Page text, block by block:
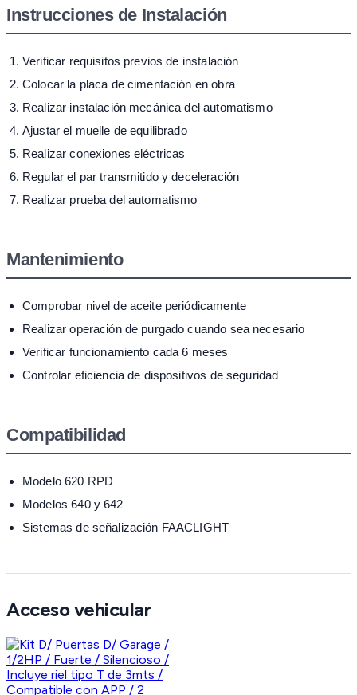
Instrucciones de Instalación
Verificar requisitos previos de instalación
Colocar la placa de cimentación en obra
Realizar instalación mecánica del automatismo
Ajustar el muelle de equilibrado
Realizar conexiones eléctricas
Regular el par transmitido y deceleración
Realizar prueba del automatismo
Mantenimiento
Comprobar nivel de aceite periódicamente
Realizar operación de purgado cuando sea necesario
Verificar funcionamiento cada 6 meses
Controlar eficiencia de dispositivos de seguridad
Compatibilidad
Modelo 620 RPD
Modelos 640 y 642
Sistemas de señalización FAACLIGHT
Acceso vehicular